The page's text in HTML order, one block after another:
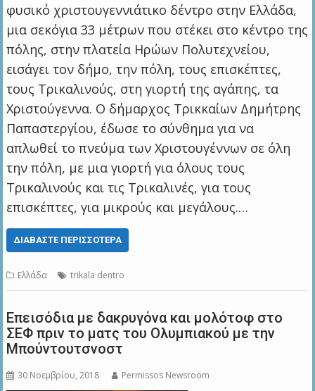
φυσικό χριστουγεννιάτικο δέντρο στην Ελλάδα,
μια σεκόγια 33 μέτρων που στέκει στο κέντρο της
πόλης, στην πλατεία Ηρώων Πολυτεχνείου,
εισάγει τον δήμο, την πόλη, τους επισκέπτες,
τους Τρικαλινούς, στη γιορτή της αγάπης, τα
Χριστούγεννα. Ο δήμαρχος Τρικκαίων Δημήτρης
Παπαστεργίου, έδωσε το σύνθημα για να
απλωθεί το πνεύμα των Χριστουγέννων σε όλη
την πόλη, με μια γιορτή για όλους τους
Τρικαλινούς και τις Τρικαλινές, για τους
επισκέπτες, για μικρούς και μεγάλους.…
ΔΙΑΒΆΣΤΕ ΠΕΡΙΣΣΌΤΕΡΑ
Ελλάδα trikala dentro
Επεισόδια με δακρυγόνα και μολότοφ στο
ΣΕΦ πριν το ματς του Ολυμπιακού με την
Μπούντουτσνοστ
30 Νοεμβρίου, 2018 Permissos Newsroom